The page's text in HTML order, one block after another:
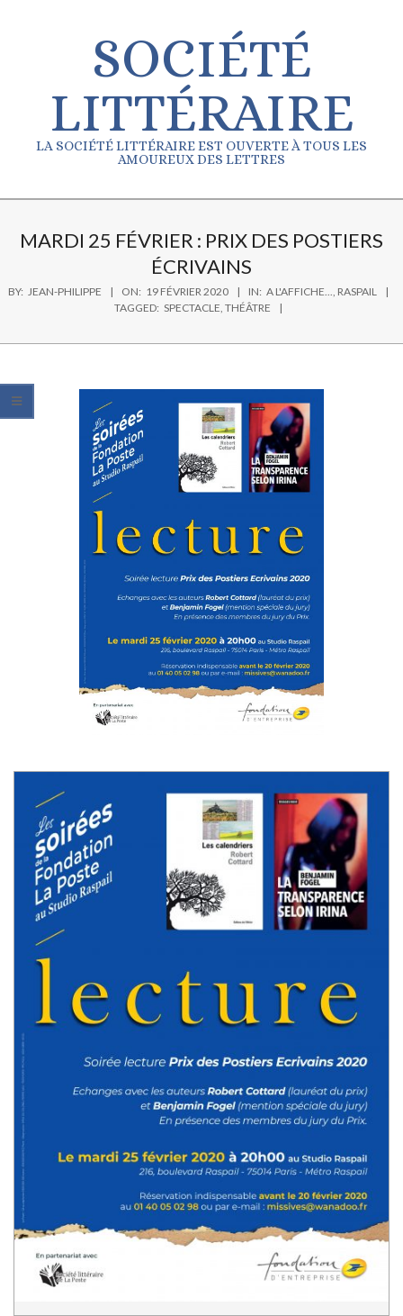
SOCIÉTÉ
LITTÉRAIRE
LA SOCIÉTÉ LITTÉRAIRE EST OUVERTE À TOUS LES
AMOUREUX DES LETTRES
Navigation
MARDI 25 FÉVRIER : PRIX DES POSTIERS
ÉCRIVAINS
BY: JEAN-PHILIPPE ON: 19 FÉVRIER 2020 IN: A L'AFFICHE..., RASPAIL
TAGGED: SPECTACLE, THÉÂTRE